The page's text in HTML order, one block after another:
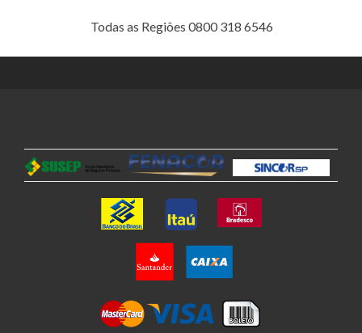
Todas as Regiões 0800 318 6546